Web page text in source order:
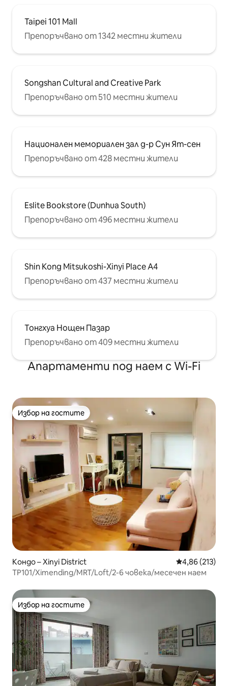
велосипеди ▣ Uber Eats & Food Panda
Food денонощно
Taipei 101 Mall
Препоръчвано от 1342 местни жители
Songshan Cultural and Creative Park
Препоръчвано от 510 местни жители
Национален мемориален зал д-р Сун Ят-сен
Препоръчвано от 428 местни жители
Eslite Bookstore (Dunhua South)
Препоръчвано от 496 местни жители
Shin Kong Mitsukoshi-Xinyi Place A4
Препоръчвано от 437 местни жители
Тонгхуа Нощен Пазар
Препоръчвано от 409 местни жители
Апартаменти под наем с Wi-Fi
Избор на гостите
Избор на гостите
Кондо – Xinyi District Средна
4,86 (213)
TP101/Ximending/MRT/Loft/2-6 човека/месечен наем
Избор на гостите
Избор на гостите